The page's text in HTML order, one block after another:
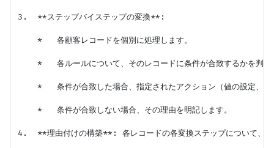
3.  **ステップバイステップの変換**:
    *   各顧客レコードを個別に処理します。
*   各ルールについて、そのレコードに条件が合致するかを判断
*   条件が合致した場合、指定されたアクション（値の設定、匿
    *   条件が合致しない場合、その理由を明記します。
4.  **理由付けの構築**: 各レコードの各変換ステップについて、以